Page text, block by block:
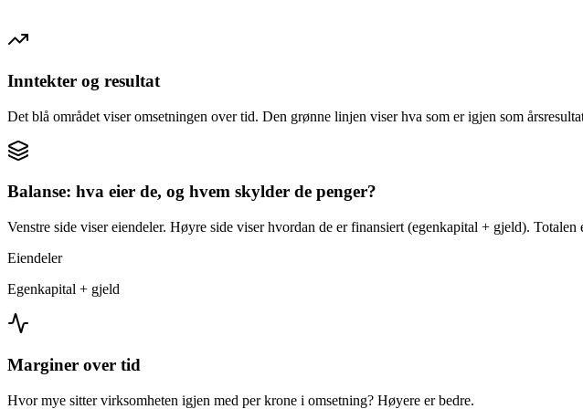
Inntekter og resultat
Det blå området viser omsetningen over tid. Den grønne linjen viser hva som er igjen som
Balanse: hva eier de, og hvem skylder de penger?
Venstre side viser eiendeler. Høyre side viser hvordan de er finansiert (egenkapital + gjeld). Totalen
Eiendeler
Egenkapital + gjeld
Marginer over tid
Hvor mye sitter virksomheten igjen med per krone i omsetning? Høyere er bedre.